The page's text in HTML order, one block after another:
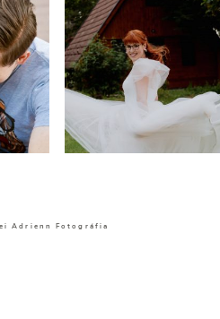
Adrienn Fotográfia